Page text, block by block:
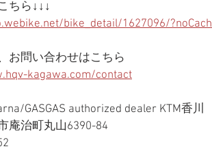
ちら↓↓↓
bike_detail/1627096/
お問い合わせはこちら
kagawa.com/contact
GASGAS authorized dealer KTM香川
庵治町丸山6390-84